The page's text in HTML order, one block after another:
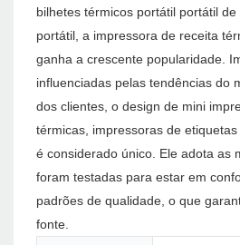
bilhetes térmicos portátil portátil de
portátil, a impressora de receita
ganha a crescente popularidade.
influenciadas pelas tendências do
dos clientes, o design de mini
térmicas, impressoras de
é considerado único. Ele adota as
foram testadas para estar em
padrões de qualidade, o que
fonte.